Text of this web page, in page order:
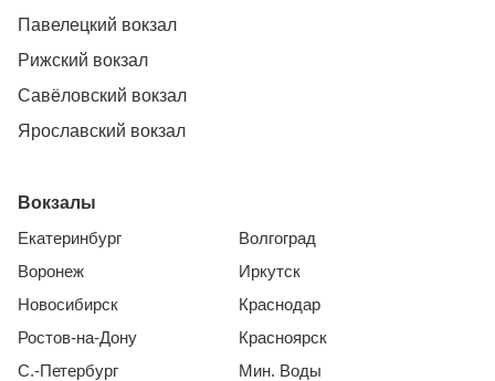
Павелецкий вокзал
Рижский вокзал
Савёловский вокзал
Ярославский вокзал
Вокзалы
Екатеринбург
Воронеж
Новосибирск
Ростов-на-Дону
С.-Петербург
Волгоград
Иркутск
Краснодар
Красноярск
Мин. Воды